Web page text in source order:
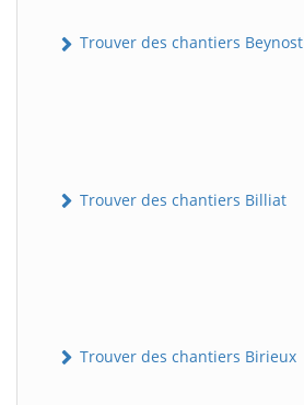
Trouver des chantiers Beynost
Trouver des chantiers Billiat
Trouver des chantiers Birieux